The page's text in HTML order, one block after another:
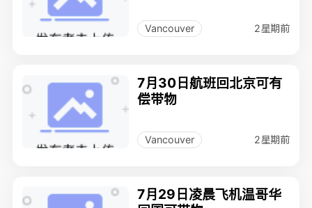
Vancouver 2星期前
7月30日航班回北京可有
偿带物
Vancouver 2星期前
7月29日凌晨飞机温哥华